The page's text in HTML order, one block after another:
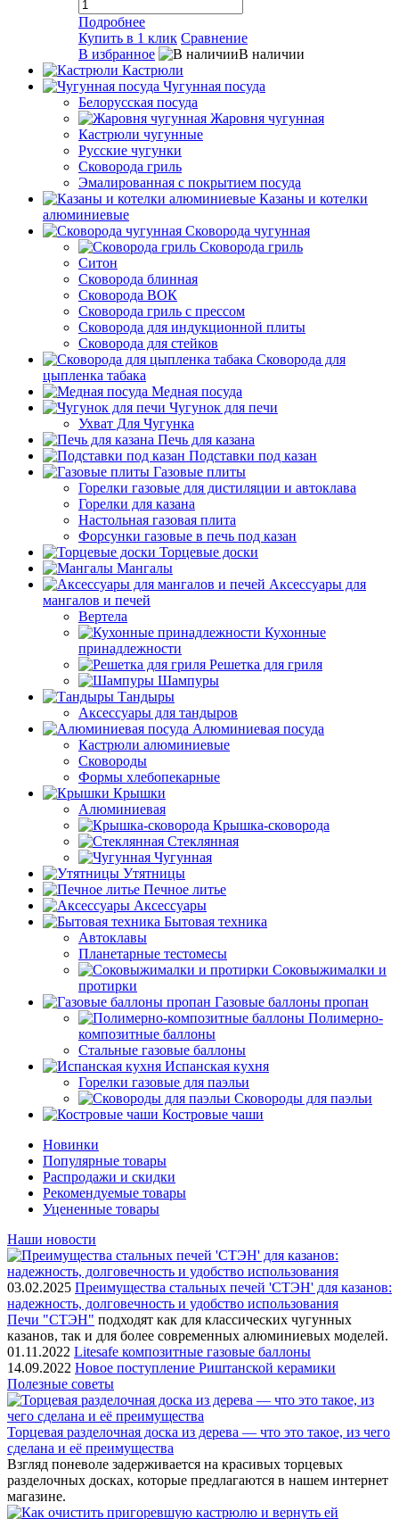
Подробнее
Купить в 1 клик Сравнение
В избранное
В наличии
Кастрюли
Чугунная посуда
Белорусская посуда
Жаровня чугунная
Кастрюли чугунные
Русские чугунки
Сковорода гриль
Эмалированная с покрытием посуда
Казаны и котелки
алюминиевые
Сковорода чугунная
Сковорода гриль
Ситон
Сковорода блинная
Сковорода ВОК
Сковорода гриль с прессом
Сковорода для индукционной плиты
Сковорода для стейков
Сковорода для
цыпленка табака
Медная посуда
Чугунок для печи
Ухват Для Чугунка
Печь для казана
Подставки под казан
Газовые плиты
Горелки газовые для дистиляции и автоклава
Горелки для казана
Настольная газовая плита
Форсунки газовые в печь под казан
Торцевые доски
Мангалы
Аксессуары для
мангалов и печей
Вертела
Кухонные
принадлежности
Решетка для гриля
Шампуры
Тандыры
Аксессуары для тандыров
Алюминиевая посуда
Кастрюли алюминиевые
Сковороды
Формы хлебопекарные
Крышки
Алюминиевая
Крышка-сковорода
Стеклянная
Чугунная
Утятницы
Печное литье
Аксессуары
Бытовая техника
Автоклавы
Планетарные тестомесы
Соковыжималки и
протирки
Газовые баллоны пропан
Полимерно-
композитные баллоны
Стальные газовые баллоны
Испанская кухня
Горелки газовые для паэльи
Сковороды для паэльи
Костровые чаши
Новинки
Популярные товары
Распродажи и скидки
Рекомендуемые товары
Уцененные товары
Наши новости
03.02.2025 Преимущества стальных печей 'СТЭН' для казанов:
надежность, долговечность и удобство использования
Печи "СТЭН" подходят как для классических чугунных
казанов, так и для более современных алюминиевых моделей.
01.11.2022 Litesafe композитные газовые баллоны
14.09.2022 Новое поступление Риштанской керамики
Полезные советы
Торцевая разделочная доска из дерева — что это такое, из чего
сделана и её преимущества
Взгляд поневоле задерживается на красивых торцевых
разделочных досках, которые предлагаются в нашем интернет
магазине.